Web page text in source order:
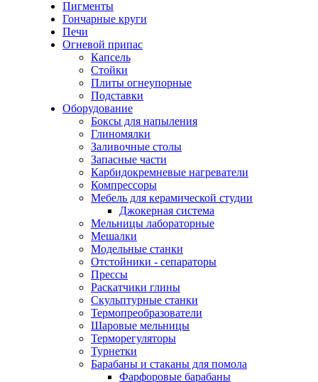
Пигменты
Гончарные круги
Печи
Огневой припас
Капсель
Стойки
Плиты огнеупорные
Подставки
Оборудование
Боксы для напыления
Глиномялки
Заливочные столы
Запасные части
Карбидокремневые нагреватели
Компрессоры
Мебель для керамической студии
Джокерная система
Мельницы лабораторные
Мешалки
Модельные станки
Отстойники - сепараторы
Прессы
Раскатчики глины
Скульптурные станки
Термопреобразователи
Шаровые мельницы
Терморегуляторы
Турнетки
Барабаны и стаканы для помола
Фарфоровые барабаны